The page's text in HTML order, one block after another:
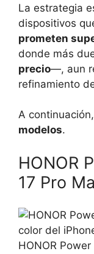
La estrategia
dispositivos
prometen
donde más
precio—, aun
refinamiento
A
modelos.
HONOR
17 Pro
HONOR